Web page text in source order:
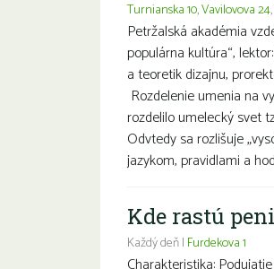
Turnianska 10,Vavilovova 24,
Petržalská akadémia
populárna kultúra“,
a teoretik dizajnu,
Rozdelenie umenia na
rozdelilo umelecký svet
Odvtedy sa rozlišuje
jazykom, pravidlami a
Kde rastú
Každý deň | Furdekova 1